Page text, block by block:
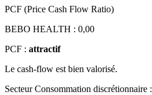
PCF (Price Cash Flow Ratio)
BEBO HEALTH : 0,00
PCF : attractif
Le cash-flow est bien valorisé.
Secteur Consommation discrétionnaire :